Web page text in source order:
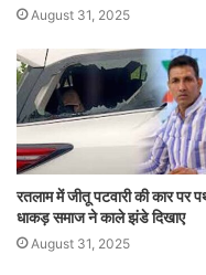
August 31, 2025
रतलाम में जीतू पटवारी की कार पर
धाकड़ समाज ने काले झंडे दिखाए
August 31, 2025